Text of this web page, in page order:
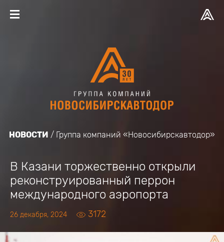
НОВОСТИ Группа компаний «Новосибирскавтодор»
В Казани торжественно открыли
реконструированный перрон
международного аэропорта
26 декабря, 2024 3172